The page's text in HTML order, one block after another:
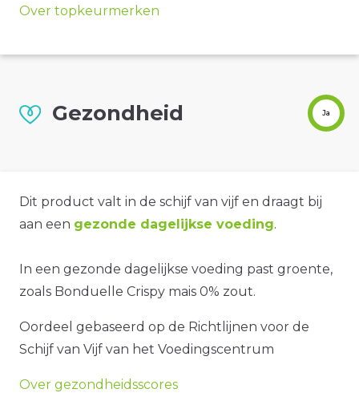
Over topkeurmerken
Gezondheid Ja
Dit product valt in de schijf van vijf en draagt bij
aan een gezonde dagelijkse voeding.
In een gezonde dagelijkse voeding past groente,
zoals Bonduelle Crispy mais 0% zout.
Oordeel gebaseerd op de Richtlijnen voor de
Schijf van Vijf van het Voedingscentrum
Over gezondheidsscores